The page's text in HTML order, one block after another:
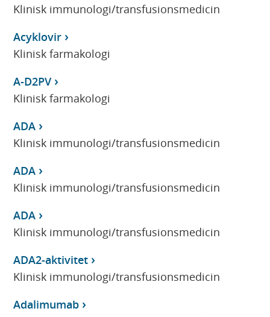
Klinisk immunologi/transfusionsmedicin
Acyklovir
Klinisk farmakologi
A-D2PV
Klinisk farmakologi
ADA
Klinisk immunologi/transfusionsmedicin
ADA
Klinisk immunologi/transfusionsmedicin
ADA
Klinisk immunologi/transfusionsmedicin
ADA2-aktivitet
Klinisk immunologi/transfusionsmedicin
Adalimumab